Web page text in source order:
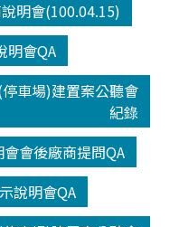
明會(100.04.15)
明會QA
車場)建置案公聽會
紀錄
會後廠商提問QA
說明會QA